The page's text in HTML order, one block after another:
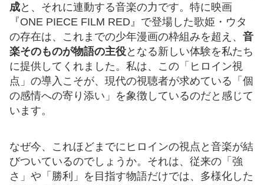
成と、それに連動する音楽の力です。特に映画
『ONE PIECE FILM RED』で登場した歌姫・ウタ
の存在は、これまでの少年漫画の枠組みを超え、 音
楽そのものが物語の主役となる新しい体験を私たち
に提供してくれました。私は、この「ヒロイン視
点」の導入こそが、現代の視聴者が求めている「個
の感情への寄り添い」を象徴しているのだと感じて
います。
なぜ今、これほどまでにヒロインの視点と音楽が結
びついているのでしょうか。それは、従来の「強
さ」や「勝利」を目指す物語だけでは、多様化した